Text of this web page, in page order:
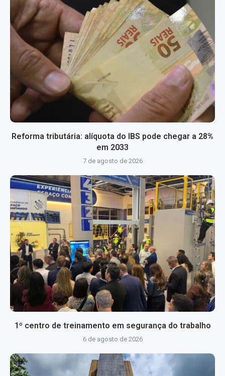
Reforma tributária: alíquota do IBS pode chegar a 28%
em 2033
7 de agosto de 2026
1º centro de treinamento em segurança do trabalho
6 de agosto de 2026